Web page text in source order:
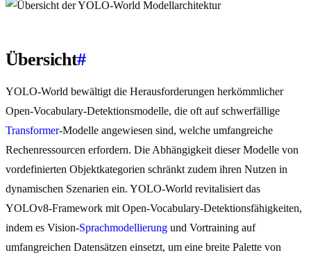
Übersicht#
YOLO-World bewältigt die Herausforderungen herkömmlicher
Open-Vocabulary-Detektionsmodelle, die oft auf schwerfällige
Transformer-Modelle angewiesen sind, welche umfangreiche
Rechenressourcen erfordern. Die Abhängigkeit dieser Modelle von
vordefinierten Objektkategorien schränkt zudem ihren Nutzen in
dynamischen Szenarien ein. YOLO-World revitalisiert das
YOLOv8-Framework mit Open-Vocabulary-Detektionsfähigkeiten,
indem es Vision-Sprachmodellierung und Vortraining auf
umfangreichen Datensätzen einsetzt, um eine breite Palette von